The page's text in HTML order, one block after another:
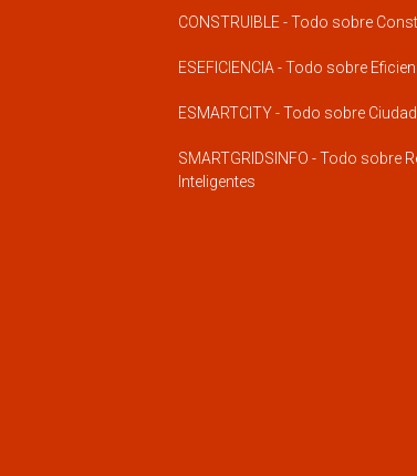
CONSTRUIBLE - Todo sobre
ESEFICIENCIA - Todo sobre
ESMARTCITY - Todo sobre
SMARTGRIDSINFO - Todo sobre
Inteligentes